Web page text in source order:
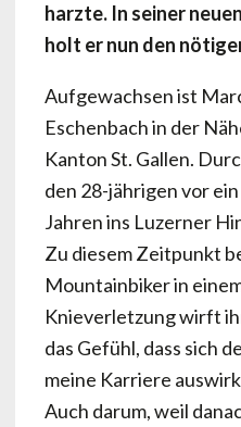
harzte. In seiner
holt er nun den
Aufgewachsen ist
Eschenbach in der
Kanton St. Gallen.
den 28-jährigen vor
Jahren ins Luzerner
Zu diesem Zeitpunkt
Mountainbiker in
Knieverletzung wirft
das Gefühl, dass sich
meine Karriere
Auch darum, weil